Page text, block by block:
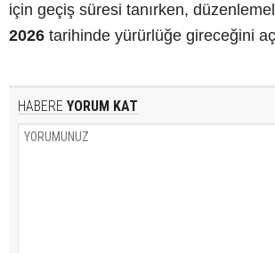
için geçiş süresi tanırken,
2026 tarihinde yürürlüğe gireceğini
HABERE YORUM KAT